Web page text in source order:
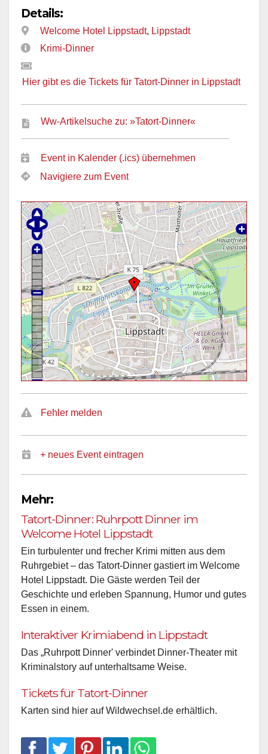
Details:
Welcome Hotel Lippstadt, Lippstadt
Krimi-Dinner
Hier gibt es die Tickets für Tatort-Dinner in Lippstadt
Ww-Artikelsuche zu: »Tatort-Dinner«
Event in Kalender (.ics) übernehmen
Navigiere zum Event
Fehler melden
+ neues Event eintragen
Mehr:
Tatort-Dinner: Ruhrpott Dinner im
Welcome Hotel Lippstadt
Ein turbulenter und frecher Krimi mitten aus dem
Ruhrgebiet – das Tatort-Dinner gastiert im Welcome
Hotel Lippstadt. Die Gäste werden Teil der
Geschichte und erleben Spannung, Humor und gutes
Essen in einem.
Interaktiver Krimiabend in Lippstadt
Das „Ruhrpott Dinner' verbindet Dinner-Theater mit
Kriminalstory auf unterhaltsame Weise.
Tickets für Tatort-Dinner
Karten sind hier auf Wildwechsel.de erhältlich.